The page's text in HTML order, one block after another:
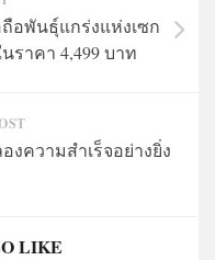
ถือพันธุ์แกร่งแห่งเซก
ราคา 4,499 บาท
งความสำเร็จอย่างยิ่ง
LIKE